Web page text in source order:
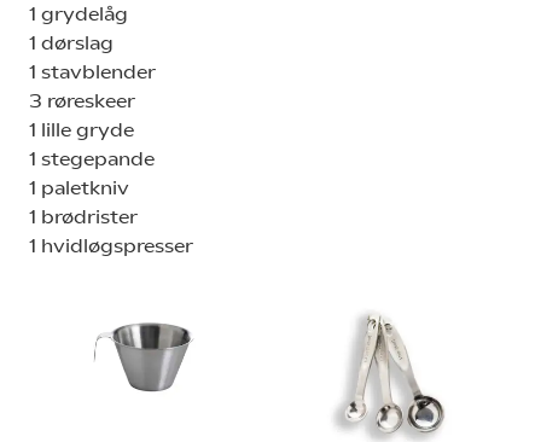
1 grydelåg
1 dørslag
1 stavblender
3 røreskeer
1 lille gryde
1 stegepande
1 paletkniv
1 brødrister
1 hvidløgspresser